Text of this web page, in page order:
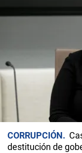
CORRUPCIÓN
destitución de